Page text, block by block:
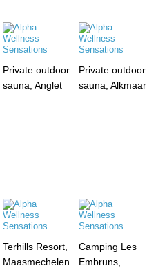
Private outdoor
sauna, Anglet
Private outdoor
sauna, Alkmaar
Terhills Resort,
Maasmechelen
Camping Les
Embruns,